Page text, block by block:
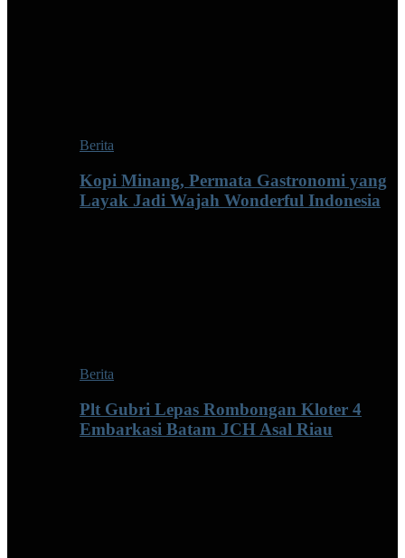
Berita
Kopi Minang, Permata Gastronomi yang
Layak Jadi Wajah Wonderful Indonesia
Berita
Plt Gubri Lepas Rombongan Kloter 4
Embarkasi Batam JCH Asal Riau